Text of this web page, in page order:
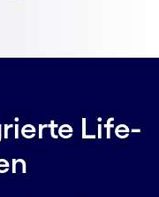
Life-